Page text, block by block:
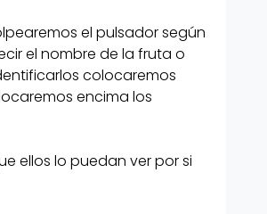
el pulsador según
el nombre de la fruta o
colocaremos
encima los
ellos lo puedan ver por si